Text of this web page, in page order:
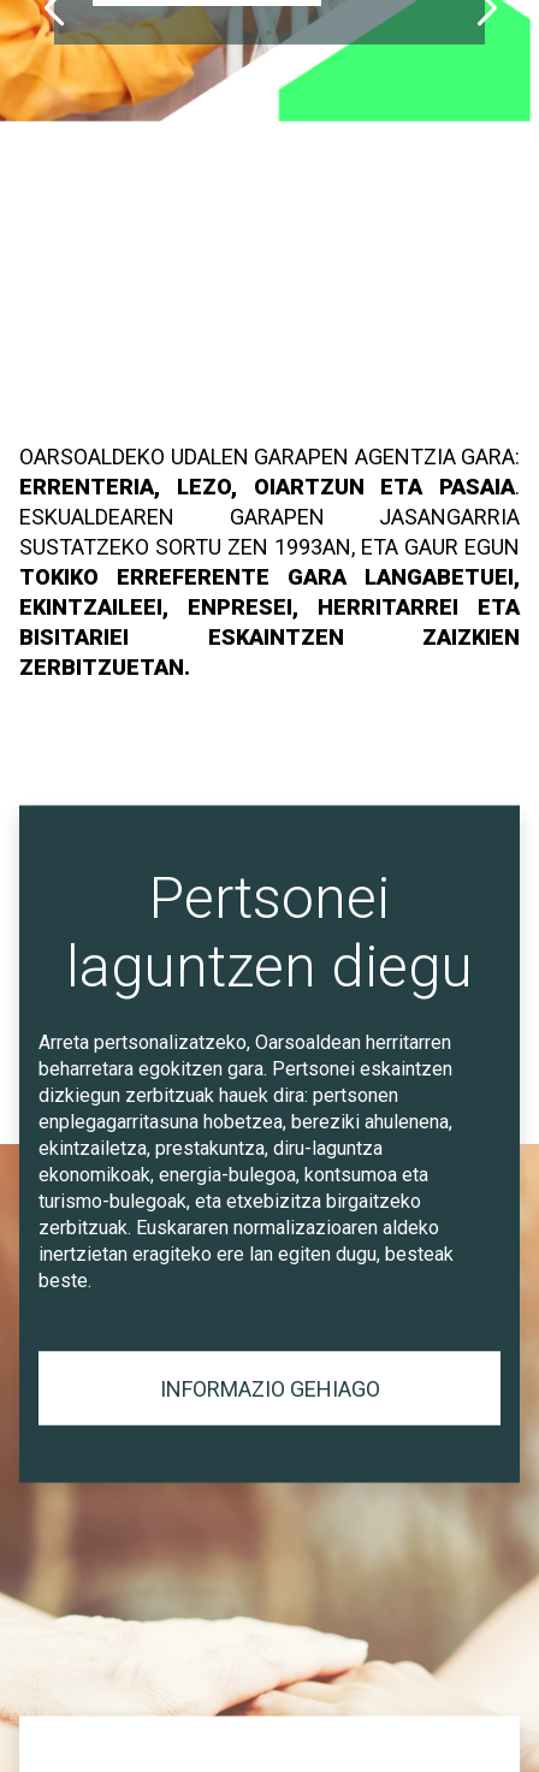
OARSOALDEKO UDALEN GARAPEN AGENTZIA GARA:
ERRENTERIA, LEZO, OIARTZUN ETA PASAIA.
ESKUALDEAREN GARAPEN JASANGARRIA
SUSTATZEKO SORTU ZEN 1993AN, ETA GAUR EGUN
TOKIKO ERREFERENTE GARA LANGABETUEI,
EKINTZAILEEI, ENPRESEI, HERRITARREI ETA
BISITARIEI ESKAINTZEN ZAIZKIEN
ZERBITZUETAN.
Pertsonei
laguntzen diegu
Arreta pertsonalizatzeko, Oarsoaldean herritarren
beharretara egokitzen gara. Pertsonei eskaintzen
dizkiegun zerbitzuak hauek dira: pertsonen
enplegagarritasuna hobetzea, bereziki ahulenena,
ekintzailetza, prestakuntza, diru-laguntza
ekonomikoak, energia-bulegoa, kontsumoa eta
turismo-bulegoak, eta etxebizitza birgaitzeko
zerbitzuak. Euskararen normalizazioaren aldeko
inertzietan eragiteko ere lan egiten dugu, besteak
beste.
INFORMAZIO GEHIAGO